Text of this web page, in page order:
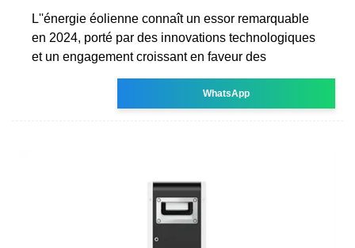
L''énergie éolienne connaît un essor remarquable
en 2024, porté par des innovations technologiques
et un engagement croissant en faveur des
WhatsApp